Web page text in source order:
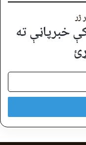
ژر
خبرپاڼې ته